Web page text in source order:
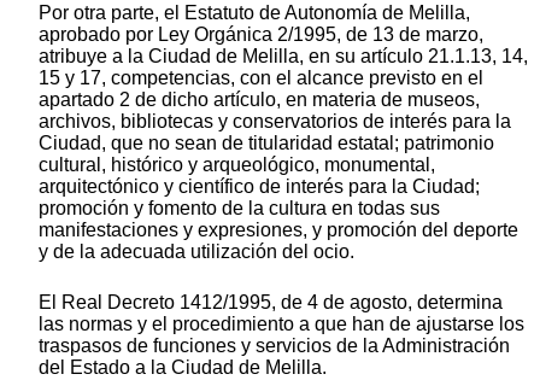
Por otra parte, el Estatuto de Autonomía de Melilla,
aprobado por Ley Orgánica 2/1995, de 13 de marzo,
atribuye a la Ciudad de Melilla, en su artículo 21.1.13, 14,
15 y 17, competencias, con el alcance previsto en el
apartado 2 de dicho artículo, en materia de museos,
archivos, bibliotecas y conservatorios de interés para la
Ciudad, que no sean de titularidad estatal; patrimonio
cultural, histórico y arqueológico, monumental,
arquitectónico y científico de interés para la Ciudad;
promoción y fomento de la cultura en todas sus
manifestaciones y expresiones, y promoción del deporte
y de la adecuada utilización del ocio.
El Real Decreto 1412/1995, de 4 de agosto, determina
las normas y el procedimiento a que han de ajustarse los
traspasos de funciones y servicios de la Administración
del Estado a la Ciudad de Melilla.